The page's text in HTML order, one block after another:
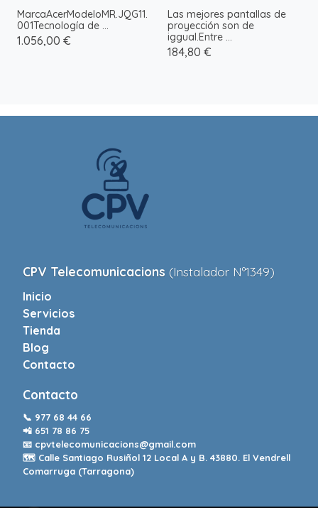
MarcaAcerModeloMR.JQG11.
001Tecnología de ...
1.056,00 €
Las mejores pantallas de
proyección son de
iggual.Entre ...
184,80 €
CPV Telecomunicacions (Instalador Nº1349)
Inicio
Servicios
Tienda
Blog
Contacto
Contacto
📞 977 68 44 66
📲 651 78 86 75
📧 cpvtelecomunicacions@gmail.com
🗺️ Calle Santiago Rusiñol 12 Local A y B. 43880. El Vendrell
Comarruga (Tarragona)